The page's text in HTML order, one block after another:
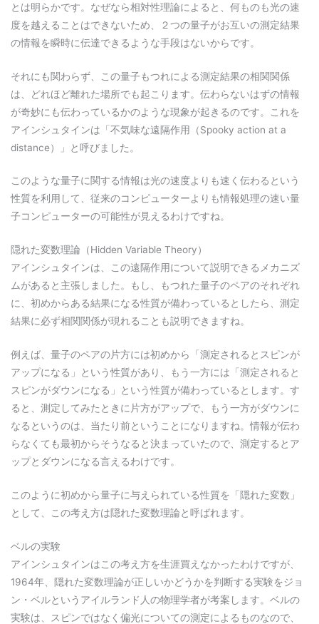
とは明らかです。なぜなら相対性理論によると、何ものも光の速
度を越えることはできないため、２つの量子がお互いの測定結果
の情報を瞬時に伝達できるような手段はないからです。
それにも関わらず、この量子もつれによる測定結果の相関関係
は、どれほど離れた場所でも起こります。伝わらないはずの情報
が奇妙にも伝わっているかのような現象が起きるのです。これを
アインシュタインは「不気味な遠隔作用（Spooky action at a
distance）」と呼びました。
このような量子に関する情報は光の速度よりも速く伝わるという
性質を利用して、従来のコンピューターよりも情報処理の速い量
子コンピューターの可能性が見えるわけですね。
隠れた変数理論（Hidden Variable Theory）
アインシュタインは、この遠隔作用について説明できるメカニズ
ムがあると主張しました。もし、もつれた量子のペアのそれぞれ
に、初めからある結果になる性質が備わっているとしたら、測定
結果に必ず相関関係が現れることも説明できますね。
例えば、量子のペアの片方には初めから「測定されるとスピンが
アップになる」という性質があり、もう一方には「測定されると
スピンがダウンになる」という性質が備わっているとします。す
ると、測定してみたときに片方がアップで、もう一方がダウンに
なるというのは、当たり前ということになりますね。情報が伝わ
らなくても最初からそうなると決まっていたので、測定するとア
ップとダウンになる言えるわけです。
このように初めから量子に与えられている性質を「隠れた変数」
として、この考え方は隠れた変数理論と呼ばれます。
ベルの実験
アインシュタインはこの考え方を生涯買えなかったわけですが、
1964年、隠れた変数理論が正しいかどうかを判断する実験をジョ
ン・ベルというアイルランド人の物理学者が考案します。ベルの
実験は、スピンではなく偏光についての測定によるものなので、